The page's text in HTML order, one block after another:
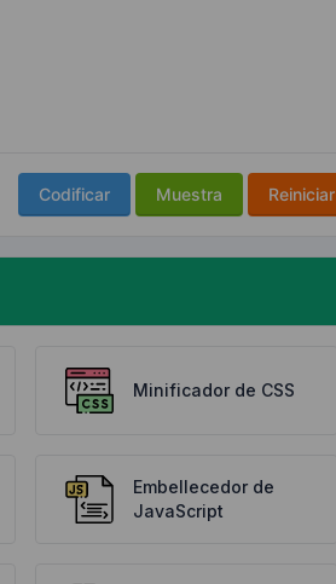
Codificar Muestra Reiniciar
Minificador de CSS
Embellecedor de
JavaScript